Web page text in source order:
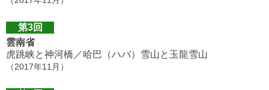
第3回
雲南省
虎跳峡と神河橋／哈巴（ハバ）雪山と玉龍雪山
（2017年11月）